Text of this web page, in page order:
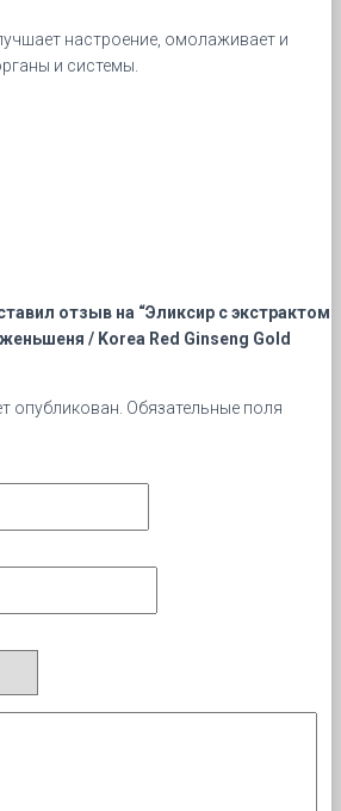
настроение, омолаживает и
и системы.
отзыв на “Эликсир с экстрактом
/ Korea Red Ginseng Gold
опубликован. Обязательные поля